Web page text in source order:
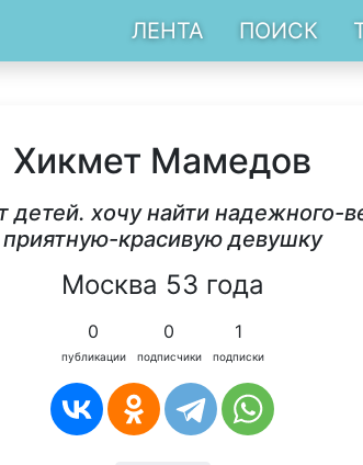
ЛЕНТА ПОИСК
Хикмет Мамедов
детей. хочу найти надежного-
приятную-красивую девушку
Москва 53 года
0
публикации
0
подписчики
1
подписки